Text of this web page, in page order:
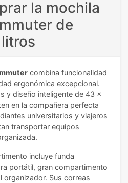
la mochila
de
combina funcionalidad
ergonómica excepcional.
y diseño inteligente de 43 x
en la compañera perfecta
universitarios y viajeros
transportar equipos
incluye funda
portátil, gran compartimento
organizador. Sus correas